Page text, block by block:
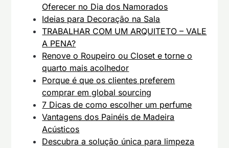
Oferecer no Dia dos Namorados
Ideias para Decoração na Sala
TRABALHAR COM UM ARQUITETO – VALE
A PENA?
Renove o Roupeiro ou Closet e torne o
quarto mais acolhedor
Porque é que os clientes preferem
comprar em global sourcing
7 Dicas de como escolher um perfume
Vantagens dos Painéis de Madeira
Acústicos
Descubra a solução única para limpeza